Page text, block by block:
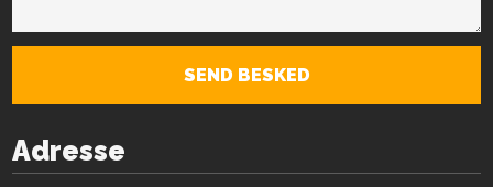
Adresse